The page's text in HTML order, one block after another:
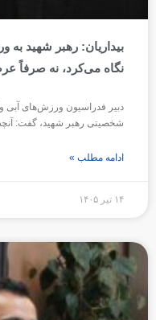
بیداریان: رهبر شهید
نگاه می‌کرد، نه صرفاً
دبیر فدراسیون ورزش‌های آبی و
شخصیتی رهبر شهید، گفت:
ادامه مطلب »
۱۴ تیر ۱۴۰۵